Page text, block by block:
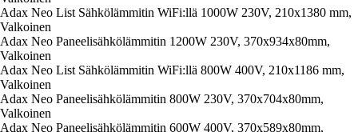
Adax Neo List Sähkölämmitin WiFi:llä 1000W 230V, 210x1380 mm,
Valkoinen
Adax Neo Paneelisähkölämmitin 1200W 230V, 370x934x80mm,
Valkoinen
Adax Neo List Sähkölämmitin WiFi:llä 800W 400V, 210x1186 mm,
Valkoinen
Adax Neo Paneelisähkölämmitin 800W 230V, 370x704x80mm,
Valkoinen
Adax Neo Paneelisähkölämmitin 600W 400V, 370x589x80mm,